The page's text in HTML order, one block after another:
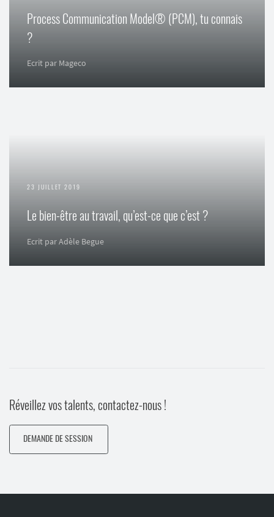
Process Communication Model® (PCM), tu connais
?
Ecrit par Mageco
23 JUILLET 2019
Le bien-être au travail, qu’est-ce que c’est ?
Ecrit par Adèle Begue
Réveillez vos talents, contactez-nous !
DEMANDE DE SESSION